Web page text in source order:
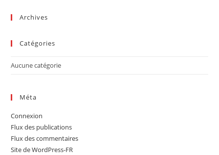
Archives
Catégories
Aucune catégorie
Méta
Connexion
Flux des publications
Flux des commentaires
Site de WordPress-FR